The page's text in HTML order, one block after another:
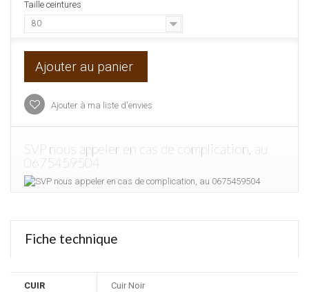
Taille ceintures
80
Ajouter au panier
Ajouter à ma liste d'envies
SVP nous appeler en cas de complication, au
0675459504
Fiche technique
CUIR Cuir Noir